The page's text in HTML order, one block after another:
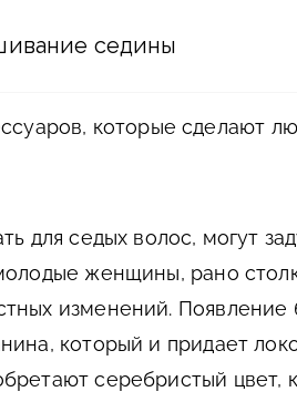
седины
которые сделают
для седых волос, могут
женщины, рано
изменений. Появление
который и придает
серебристый цвет,